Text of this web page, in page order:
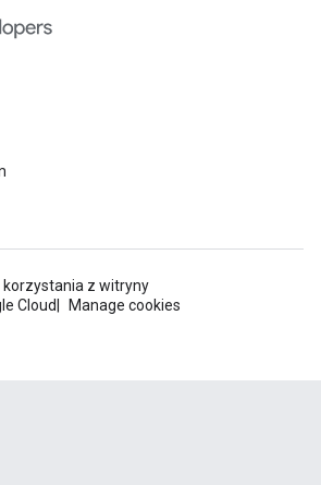
korzystania z witryny
Cloud
Manage cookies